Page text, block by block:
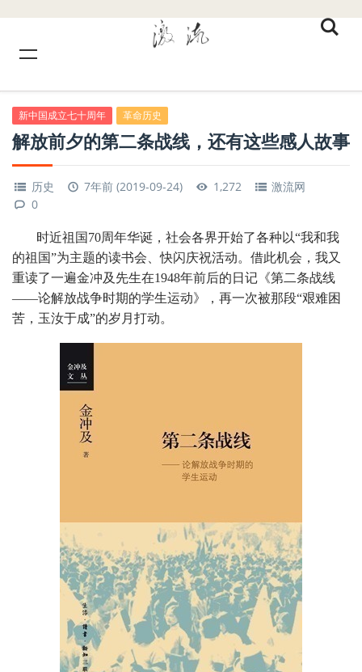
新中国成立七十周年 革命历史
解放前夕的第二条战线，还有这些感人故事
历史 7年前 (2019-09-24) 1,272
激流网
0
时近祖国70周年华诞，社会各界开始了各种以“我和我
的祖国”为主题的读书会、快闪庆祝活动。借此机会，我又
重读了一遍金冲及先生在1948年前后的日记《第二条战线
——论解放战争时期的学生运动》，再一次被那段“艰难困
苦，玉汝于成”的岁月打动。